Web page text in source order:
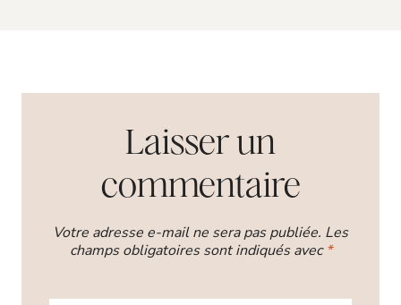
Laisser un
commentaire
Votre adresse e-mail ne sera pas publiée. Les
champs obligatoires sont indiqués avec*